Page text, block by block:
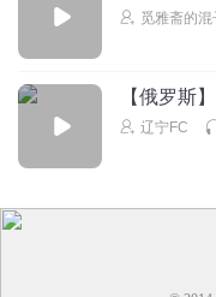
觅雅斋的混
【俄罗斯
辽宁FC